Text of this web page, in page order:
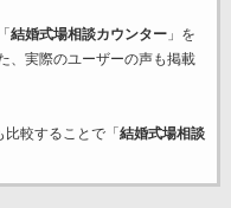
結婚式場相談カウンター」を
、実際のユーザーの声も掲載
較することで「 結婚式場相談